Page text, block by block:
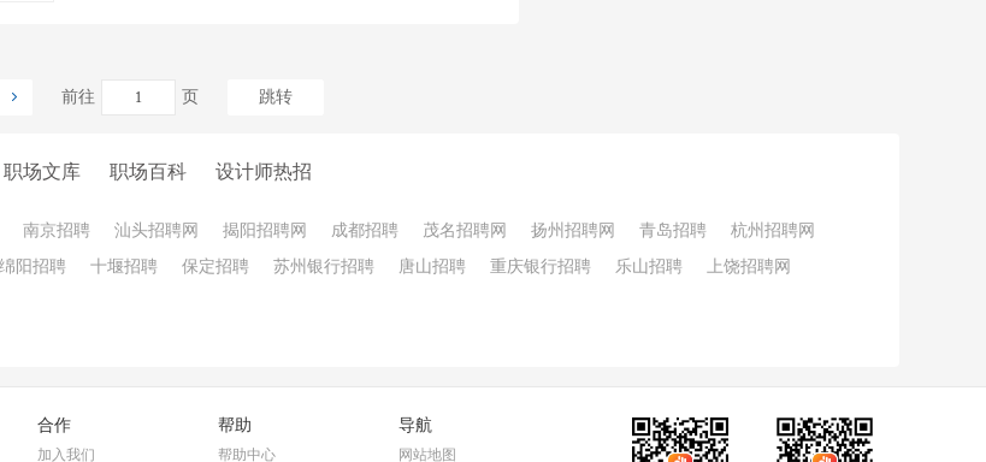
前往 页 跳转
职场文库 职场百科 设计师热招
南京招聘 汕头招聘网 揭阳招聘网 成都招聘 茂名招聘网 扬州招聘网 青岛招聘
杭州招聘网
绵阳招聘 十堰招聘 保定招聘 苏州银行招聘 唐山招聘 重庆银行招聘 乐山招聘 上饶招聘网
合作
加入我们
帮助
帮助中心
导航
网站地图